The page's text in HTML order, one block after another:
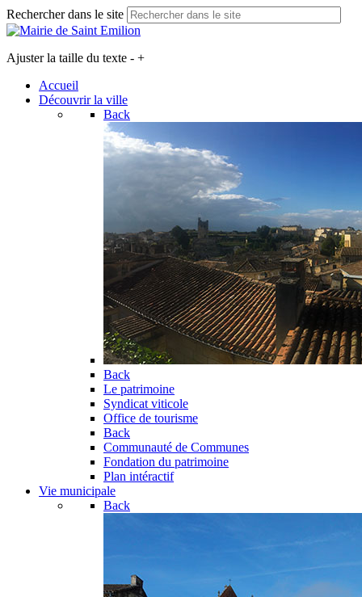
Rechercher dans le site
Ajuster la taille du texte - +
Accueil
Découvrir la ville
Back
Back
Le patrimoine
Syndicat viticole
Office de tourisme
Back
Communauté de Communes
Fondation du patrimoine
Plan intéractif
Vie municipale
Back